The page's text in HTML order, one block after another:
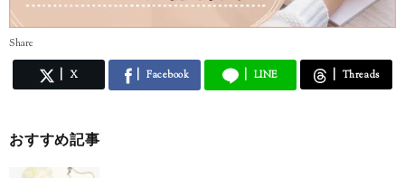
Share
X Facebook LINE Threads
おすすめ記事